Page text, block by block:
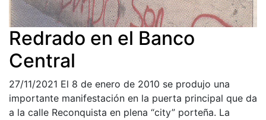
Redrado en el Banco
Central
27/11/2021 El 8 de enero de 2010 se produjo una
importante manifestación en la puerta principal que da
a la calle Reconquista en plena “city” porteña. La